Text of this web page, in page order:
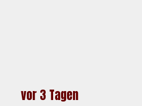
vor 3 Tagen